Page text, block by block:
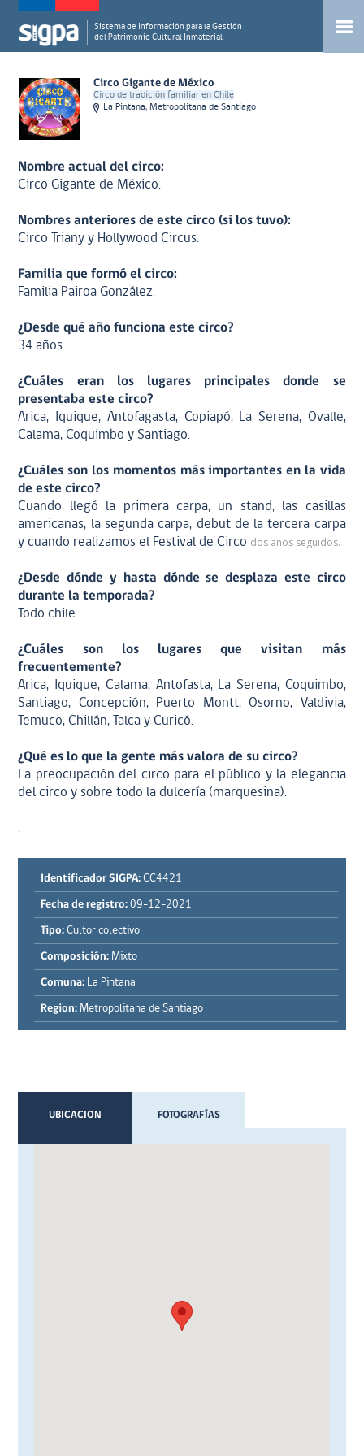
Sistema de Información para la Gestión
del Patrimonio Cultural Inmaterial
Circo Gigante de México
Circo de tradición familiar en Chile
La Pintana, Metropolitana de Santiago
Nombre actual del circo:
Circo Gigante de México.
Nombres anteriores de este circo (si los tuvo):
Circo Triany y Hollywood Circus.
Familia que formó el circo:
Familia Pairoa González.
¿Desde qué año funciona este circo?
34 años.
¿Cuáles eran los lugares principales donde se
presentaba este circo?
Arica, Iquique, Antofagasta, Copiapó, La Serena, Ovalle,
Calama, Coquimbo y Santiago.
¿Cuáles son los momentos más importantes en la vida
de este circo?
Cuando llegó la primera carpa, un stand, las casillas
americanas, la segunda carpa, debut de la tercera carpa
y cuando realizamos el Festival de Circo dos años seguidos.
¿Desde dónde y hasta dónde se desplaza este circo
durante la temporada?
Todo chile.
¿Cuáles son los lugares que visitan más
frecuentemente?
Arica, Iquique, Calama, Antofasta, La Serena, Coquimbo,
Santiago, Concepción, Puerto Montt, Osorno, Valdivia,
Temuco, Chillán, Talca y Curicó.
¿Qué es lo que la gente más valora de su circo?
La preocupación del circo para el público y la elegancia
del circo y sobre todo la dulcería (marquesina).
.
Identificador SIGPA: CC4421
Fecha de registro: 09-12-2021
Tipo: Cultor colectivo
Composición: Mixto
Comuna: La Pintana
Region: Metropolitana de Santiago
UBICACION FOTOGRAFÍAS